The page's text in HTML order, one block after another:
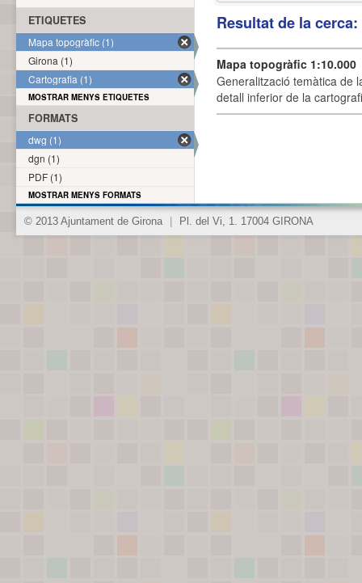
Resultat de la
Mapa topogràfic 1:10.000
Generalització temàtica de
detall inferior de la
ETIQUETES
Mapa topogràfic (1)
Girona (1)
Cartografia (1)
MOSTRAR MENYS ETIQUETES
FORMATS
dwg (1)
dgn (1)
PDF (1)
MOSTRAR MENYS FORMATS
© 2013 Ajuntament de Girona Pl. del Vi, 1. 17004 GIRONA